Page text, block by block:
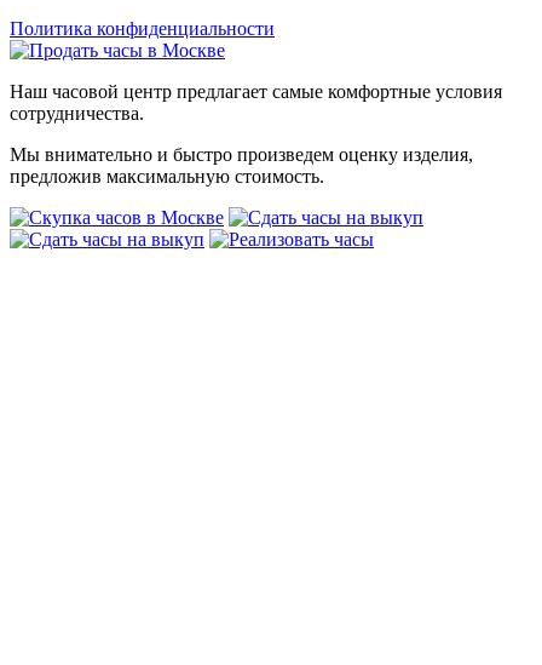
Политика конфиденциальности
Наш часовой центр предлагает самые комфортные условия
сотрудничества.
Мы внимательно и быстро произведем оценку изделия,
предложив максимальную стоимость.